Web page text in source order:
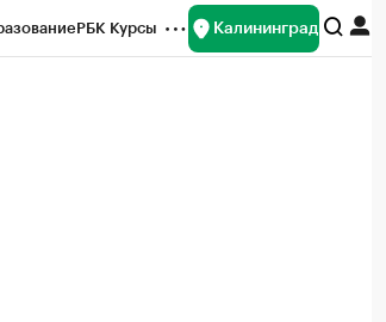
РБК Курсы Калининград